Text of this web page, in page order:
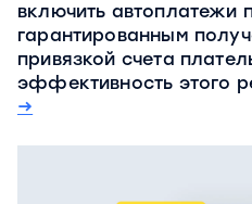
включить автоплатежи
гарантированным
привязкой счета
эффективность этого
→